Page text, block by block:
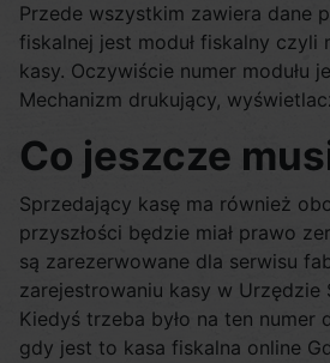
Przede wszystkim zawiera dane
fiskalnej jest moduł fiskalny czyli
kasy. Oczywiście numer modułu
Mechanizm drukujący,
Co jeszcze
Sprzedający kasę ma również
przyszłości będzie miał prawo
są zarezerwowane dla serwisu
zarejestrowaniu kasy w Urzędzie
Kiedyś trzeba było na ten
gdy jest to kasa fiskalna online